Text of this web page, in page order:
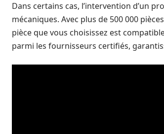
Dans certains cas, l’intervention d’un
mécaniques. Avec plus de 500 000
pièce que vous choisissez est
parmi les fournisseurs certifiés,